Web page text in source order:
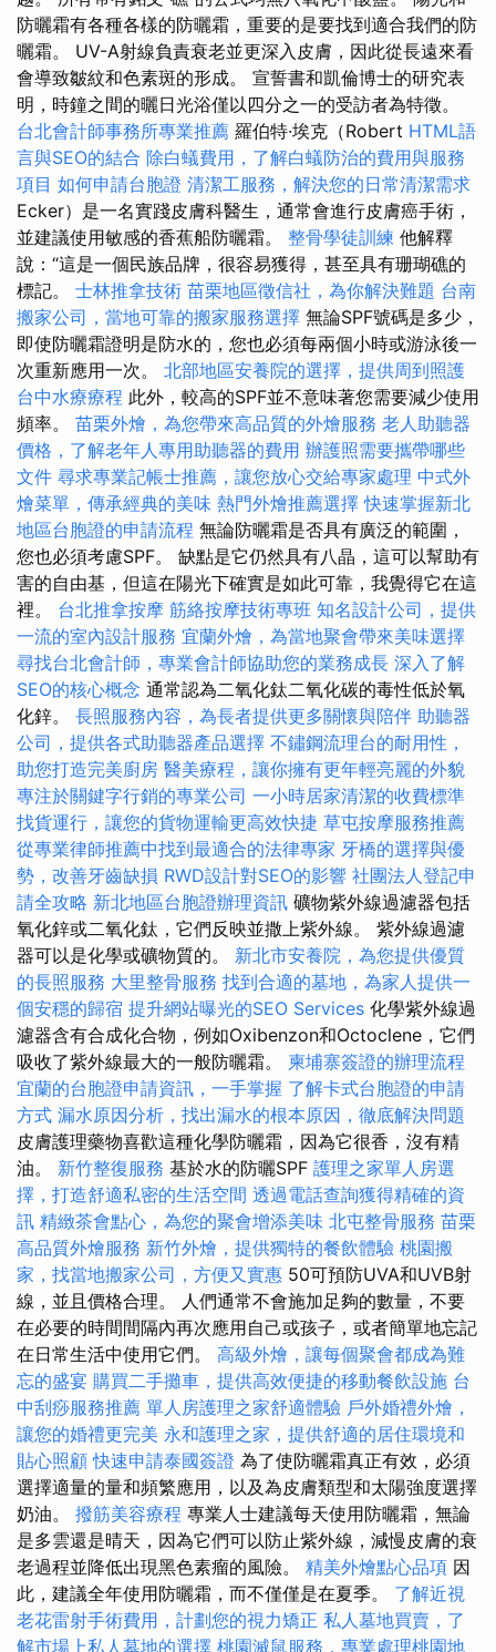
防曬霜有各種各樣的防曬霜，重要的是要找到適合我們的防
曬霜。 UV-A射線負責衰老並更深入皮膚，因此從長遠來看
會導致皺紋和色素斑的形成。 宣誓書和凱倫博士的研究表
明，時鐘之間的曬日光浴僅以四分之一的受訪者為特徵。
台北會計師事務所專業推薦 羅伯特·埃克（Robert HTML語
言與SEO的結合 除白蟻費用，了解白蟻防治的費用與服務
項目 如何申請台胞證 清潔工服務，解決您的日常清潔需求
Ecker）是一名實踐皮膚科醫生，通常會進行皮膚癌手術，
並建議使用敏感的香蕉船防曬霜。 整骨學徒訓練 他解釋
說：“這是一個民族品牌，很容易獲得，甚至具有珊瑚礁的
標記。 士林推拿技術 苗栗地區徵信社，為你解決難題 台南
搬家公司，當地可靠的搬家服務選擇 無論SPF號碼是多少，
即使防曬霜證明是防水的，您也必須每兩個小時或游泳後一
次重新應用一次。 北部地區安養院的選擇，提供周到照護
台中水療療程 此外，較高的SPF並不意味著您需要減少使用
頻率。 苗栗外燴，為您帶來高品質的外燴服務 老人助聽器
價格，了解老年人專用助聽器的費用 辦護照需要攜帶哪些
文件 尋求專業記帳士推薦，讓您放心交給專家處理 中式外
燴菜單，傳承經典的美味 熱門外燴推薦選擇快速掌握新北
地區台胞證的申請流程 無論防曬霜是否具有廣泛的範圍，
您也必須考慮SPF。 缺點是它仍然具有八晶，這可以幫助有
害的自由基，但這在陽光下確實是如此可靠，我覺得它在這
裡。 台北推拿按摩 筋絡按摩技術專班 知名設計公司，提供
一流的室內設計服務 宜蘭外燴，為當地聚會帶來美味選擇
尋找台北會計師，專業會計師協助您的業務成長 深入了解
SEO的核心概念 通常認為二氧化鈦二氧化碳的毒性低於氧
化鋅。 長照服務內容，為長者提供更多關懷與陪伴 助聽器
公司，提供各式助聽器產品選擇 不鏽鋼流理台的耐用性，
助您打造完美廚房 醫美療程，讓你擁有更年輕亮麗的外貌
專注於關鍵字行銷的專業公司 一小時居家清潔的收費標準
找貨運行，讓您的貨物運輸更高效快捷 草屯按摩服務推薦
從專業律師推薦中找到最適合的法律專家 牙橋的選擇與優
勢，改善牙齒缺損 RWD設計對SEO的影響 社團法人登記申
請全攻略 新北地區台胞證辦理資訊 礦物紫外線過濾器包括
氧化鋅或二氧化鈦，它們反映並撒上紫外線。 紫外線過濾
器可以是化學或礦物質的。 新北市安養院，為您提供優質
的長照服務 大里整骨服務 找到合適的墓地，為家人提供一
個安穩的歸宿 提升網站曝光的SEO Services 化學紫外線過
濾器含有合成化合物，例如Oxibenzon和Octoclene，它們
吸收了紫外線最大的一般防曬霜。 柬埔寨簽證的辦理流程
宜蘭的台胞證申請資訊，一手掌握 了解卡式台胞證的申請
方式 漏水原因分析，找出漏水的根本原因，徹底解決問題
皮膚護理藥物喜歡這種化學防曬霜，因為它很香，沒有精
油。 新竹整復服務 基於水的防曬SPF 護理之家單人房選
擇，打造舒適私密的生活空間 透過電話查詢獲得精確的資
訊 精緻茶會點心，為您的聚會增添美味 北屯整骨服務 苗栗
高品質外燴服務 新竹外燴，提供獨特的餐飲體驗 桃園搬
家，找當地搬家公司，方便又實惠 50可預防UVA和UVB射
線，並且價格合理。 人們通常不會施加足夠的數量，不要
在必要的時間間隔內再次應用自己或孩子，或者簡單地忘記
在日常生活中使用它們。 高級外燴，讓每個聚會都成為難
忘的盛宴 購買二手攤車，提供高效便捷的移動餐飲設施 台
中刮痧服務推薦 單人房護理之家舒適體驗 戶外婚禮外燴，
讓您的婚禮更完美 永和護理之家，提供舒適的居住環境和
貼心照顧 快速申請泰國簽證 為了使防曬霜真正有效，必須
選擇適量的量和頻繁應用，以及為皮膚類型和太陽強度選擇
奶油。 撥筋美容療程 專業人士建議每天使用防曬霜，無論
是多雲還是晴天，因為它們可以防止紫外線，減慢皮膚的衰
老過程並降低出現黑色素瘤的風險。 精美外燴點心品項 因
此，建議全年使用防曬霜，而不僅僅是在夏季。 了解近視
老花雷射手術費用，計劃您的視力矯正 私人墓地買賣，了
解市場上私人墓地的選擇 桃園滅鼠服務，專業處理桃園地